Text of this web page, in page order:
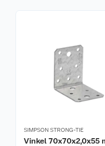
SIMPSON STRONG-TIE
Vinkel 70x70x2,0x55